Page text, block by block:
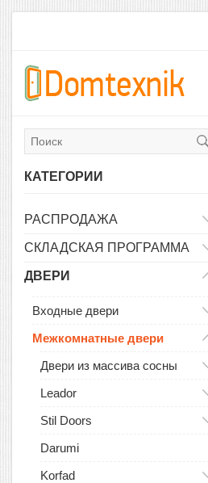
КАТЕГОРИИ
РАСПРОДАЖА
СКЛАДСКАЯ ПРОГРАММА
ДВЕРИ
Входные двери
Межкомнатные двери
Двери из массива сосны
Leador
Stil Doors
Darumi
Korfad